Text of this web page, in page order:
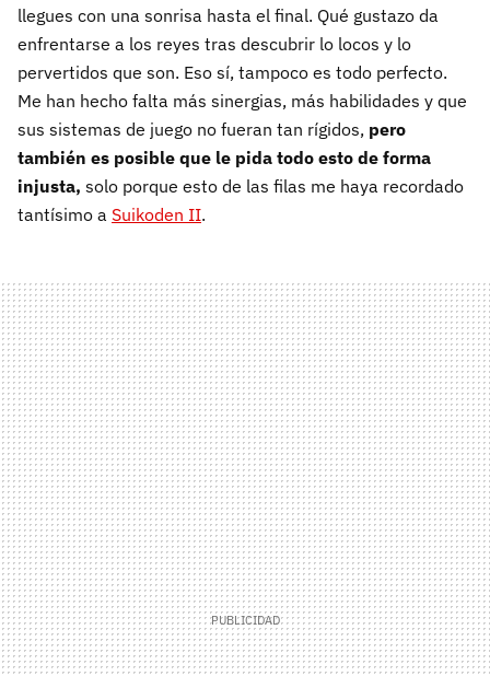
llegues con una sonrisa hasta el final. Qué gustazo da
enfrentarse a los reyes tras descubrir lo locos y lo
pervertidos que son. Eso sí, tampoco es todo perfecto.
Me han hecho falta más sinergias, más habilidades y que
sus sistemas de juego no fueran tan rígidos, pero
también es posible que le pida todo esto de forma
injusta, solo porque esto de las filas me haya recordado
tantísimo a Suikoden II.